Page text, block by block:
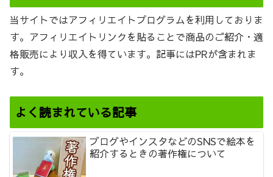
当サイトではアフィリエイトプログラムを利用しておりま
す。アフィリエイトリンクを貼ることで商品のご紹介・適
格販売により収入を得ています。記事にはPRが含まれま
す。
よく読まれている記事
ブログやインスタなどのSNSで絵本を
紹介するときの著作権について